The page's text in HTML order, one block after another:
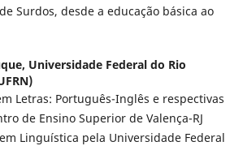
Surdos, desde a educação básica ao
Universidade Federal do Rio
Letras: Português-Inglês e respectivas
de Ensino Superior de Valença-RJ
Linguística pela Universidade Federal